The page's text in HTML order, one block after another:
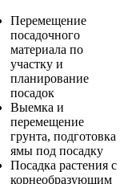
Перемещение
посадочного
материала по
участку и
планирование
посадок
Выемка и
перемещение
грунта, подготовка
ямы под посадку
Посадка растения с
корнеобразующим